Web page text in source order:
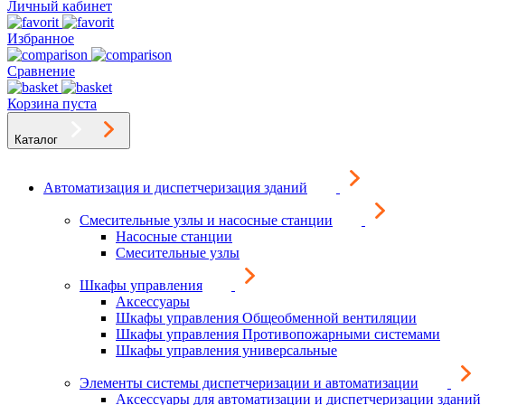
Личный кабинет
Избранное
Сравнение
Корзина пуста
Каталог
Автоматизация и диспетчеризация зданий
Смесительные узлы и насосные станции
Насосные станции
Смесительные узлы
Шкафы управления
Аксессуары
Шкафы управления Общеобменной вентиляции
Шкафы управления Противопожарными системами
Шкафы управления универсальные
Элементы системы диспетчеризации и автоматизации
Аксессуары для автоматизации и диспетчеризации зданий